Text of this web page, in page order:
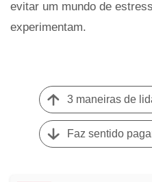
evitar um mundo de
experimentam.